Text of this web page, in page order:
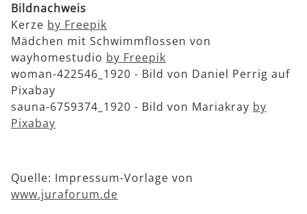
Bildnachweis
Kerze by Freepik
Mädchen mit Schwimmflossen von
wayhomestudio by Freepik
woman-422546_1920 - Bild von Daniel Perrig auf
Pixabay
sauna-6759374_1920 - Bild von Mariakray by
Pixabay
Quelle: Impressum-Vorlage von
www.juraforum.de